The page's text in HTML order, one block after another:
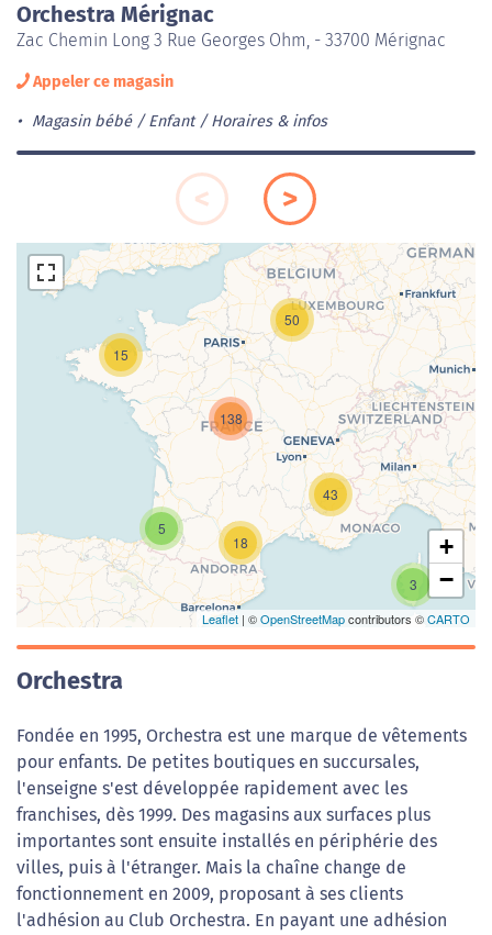
Orchestra Mérignac
Zac Chemin Long 3 Rue Georges Ohm, - 33700 Mérignac
Appeler ce magasin
Magasin bébé / Enfant Horaires & infos
Chargement de la carte en cours...
3
5
15
50
18
43
138
+
−
Leaflet | ©OpenStreetMapcontributors ©CARTO
Orchestra
Fondée en 1995, Orchestra est une marque de vêtements
pour enfants. De petites boutiques en succursales,
l'enseigne s'est développée rapidement avec les
franchises, dès 1999. Des magasins aux surfaces plus
importantes sont ensuite installés en périphérie des
villes, puis à l'étranger. Mais la chaîne change de
fonctionnement en 2009, proposant à ses clients
l'adhésion au Club Orchestra. En payant une adhésion